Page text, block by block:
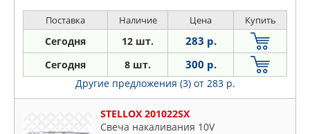
RENAULT
SAT
SSANGYONG
STARTVOLT
SWAG
Toyota
VW
Volvo
Поставка Наличие Цена Купить
Сегодня 12 шт. 283 р.
Сегодня 8 шт. 300 р.
Другие предложения (3) от 283 р.
STELLOX 201022SX
Свеча накаливания 10V